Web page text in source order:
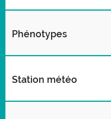
Phénotypes
Station météo